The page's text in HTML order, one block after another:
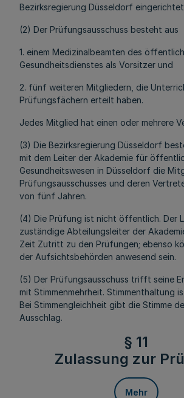
Bezirksregierung Düsseldorf
(2) Der Prüfungsausschuss besteht aus
1. einem Medizinalbeamten des
Gesundheitsdienstes als Vorsitzer und
2. fünf weiteren Mitgliedern, die
Prüfungsfächern erteilt haben.
Jedes Mitglied hat einen oder mehrere
(3) Die Bezirksregierung Düsseldorf
mit dem Leiter der Akademie für
Gesundheitswesen in Düsseldorf die
Prüfungsausschusses und deren
von fünf Jahren.
(4) Die Prüfung ist nicht öffentlich. Der
zuständige Abteilungsleiter der
Zeit Zutritt zu den Prüfungen; ebenso
der Aufsichtsbehörden anwesend sein.
(5) Der Prüfungsausschuss trifft seine
mit Stimmenmehrheit. Stimmenthaltung
Bei Stimmengleichheit gibt die Stimme
Ausschlag.
§ 11
Zulassung zur
Mehr